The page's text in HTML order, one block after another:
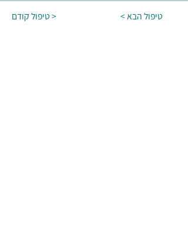
טיפול קודם > < טיפול הבא